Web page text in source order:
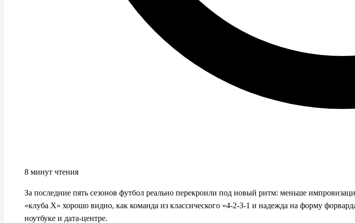
8 минут чтения
За последние пять сезонов футбол реально перекроили под новый ритм: меньше
«клуба Х» хорошо видно, как команда из классического «4‑2‑3‑1 и надежда на форму
ноутбуке и дата-центре.